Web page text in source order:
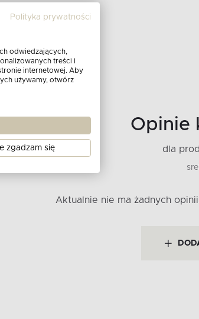
Opinie
dla
Aktualnie nie ma żadnych
Polityka prywatności
odwiedzających,
treści i
internetowej. Aby
używamy, otwórz
zgadzam się